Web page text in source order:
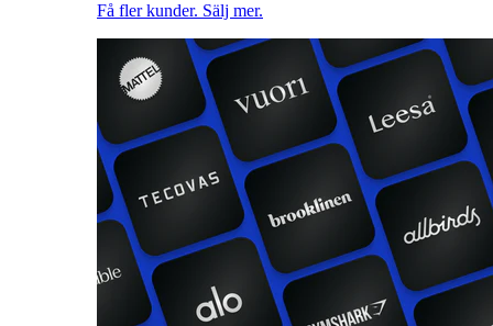
Få fler kunder. Sälj mer.